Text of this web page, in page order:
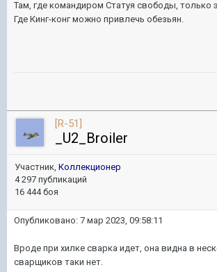
Там, где командиром Статуя свободы, только
Где Кинг-конг можно привлечь обезьян.
[R-51]
_U2_Broiler
Участник, Коллекционер
4 297 публикаций
16 444 боя
Опубликовано: 7 мар 2023, 09:58:11
Вроде при хилке сварка идет, она видна в
сварщиков таки нет.